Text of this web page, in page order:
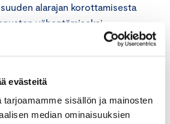
evästeitä
tarjoamamme sisällön ja mainosten
median ominaisuuksien
alarajan korottamisesta
vähentämiseksi.
pitää tärkeänä sitä, että
neutraalisti, mutta ei näe
merkittävää vaikutusta